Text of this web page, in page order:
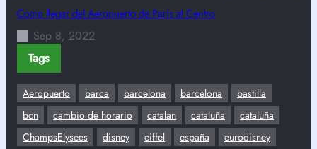
Como llegar del Aeropuerto de París al Centro
Sep 8, 2022
Tags
Aeropuerto barca barcelona barcelona
bastilla
bcn
cambio de horario catalan cataluña
cataluña
ChampsElysees
disney eiffel españa
eurodisney